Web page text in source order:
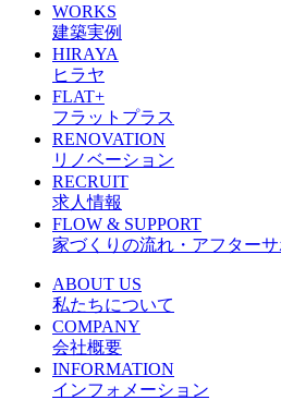
WORKS
建築実例
HIRAYA
ヒラヤ
FLAT+
フラットプラス
RENOVATION
リノベーション
RECRUIT
求人情報
FLOW & SUPPORT
家づくりの流れ・アフターサ
ABOUT US
私たちについて
COMPANY
会社概要
INFORMATION
インフォメーション